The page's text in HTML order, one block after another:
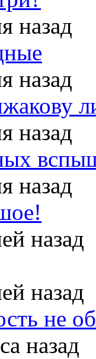
назад
назад
назад
назад
назад
назад
не
назад